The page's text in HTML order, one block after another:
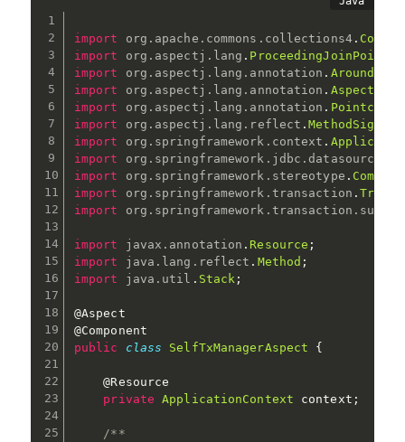
import org . apache . commons . collections4.
import
org . aspectj . lang . ProceedingJoinPoint
import
org . aspectj . lang . annotation . Around
import
org . aspectj . lang . annotation . Aspect
import
org . aspectj . lang . annotation . Pointcut
import
org . aspectj . lang . reflect .
import
org . springframework . context .
import
org . springframework . jdbc .datasource
import
org . springframework . stereotype .
import
org . springframework . transaction .
import
org . springframework . transaction .
import javax . annotation . Resource ;
import
java . lang . reflect . Method ;
import
java . util . Stack ;
@Aspect
@Component
public
class SelfTxManagerAspect {
@Resource
private
ApplicationContext context ;
/**